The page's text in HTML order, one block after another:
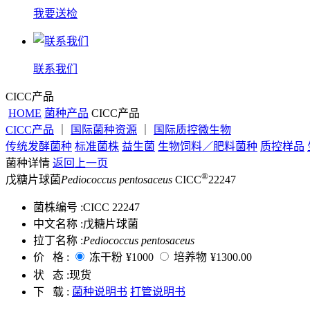
我要送检
联系我们
CICC产品
HOME 菌种产品 CICC产品
CICC产品
国际菌种资源
国际质控微生物
传统发酵菌种 标准菌株 益生菌 生物饲料／肥料菌种 质控样品
菌种详情 返回上一页
戊糖片球菌Pediococcus pentosaceus CICC®22247
菌株编号 :CICC 22247
中文名称 :戊糖片球菌
拉丁名称 :Pediococcus pentosaceus
价 格 :
冻干粉 ¥1000 培养物 ¥1300.00
状 态 :现货
下 载 : 菌种说明书 打管说明书